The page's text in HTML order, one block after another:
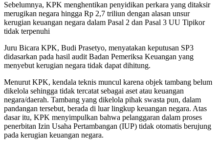
Sebelumnya, KPK menghentikan penyidikan perkara yang ditaksir
merugikan negara hingga Rp 2,7 triliun dengan alasan unsur
kerugian keuangan negara dalam Pasal 2 dan Pasal 3 UU Tipikor
tidak terpenuhi
Juru Bicara KPK, Budi Prasetyo, menyatakan keputusan SP3
didasarkan pada hasil audit Badan Pemeriksa Keuangan yang
menyebut kerugian negara tidak dapat dihitung.
Menurut KPK, kendala teknis muncul karena objek tambang belum
dikelola sehingga tidak tercatat sebagai aset atau keuangan
negara/daerah. Tambang yang dikelola pihak swasta pun, dalam
pandangan tersebut, berada di luar lingkup keuangan negara. Atas
dasar itu, KPK menyimpulkan bahwa pelanggaran dalam proses
penerbitan Izin Usaha Pertambangan (IUP) tidak otomatis berujung
pada kerugian keuangan negara.